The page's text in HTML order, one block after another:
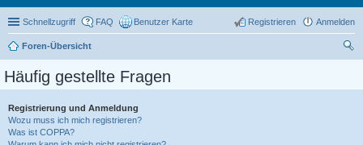
Schnellzugriff FAQ Benutzer Karte Anmelden
Registrieren
Foren-Übersicht
Häufig gestellte Fragen
Registrierung und Anmeldung
Wozu muss ich mich registrieren?
Was ist COPPA?